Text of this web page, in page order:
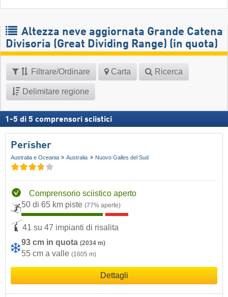
Altezza neve aggiornata Grande Catena
Divisoria (Great Dividing Range) (in quota)
Filtrare/Ordinare Carta Ricerca
Delimitare regione
1 -5 di 5 comprensori sciistici
Perisher
Australia e Oceania Australia Nuovo Galles del Sud
Comprensorio sciistico aperto
50 di 65 km piste (77% aperte)
41 su 47 impianti di risalita
93 cm in quota (2034 m)
55 cm a valle (1605 m)
Dettagli